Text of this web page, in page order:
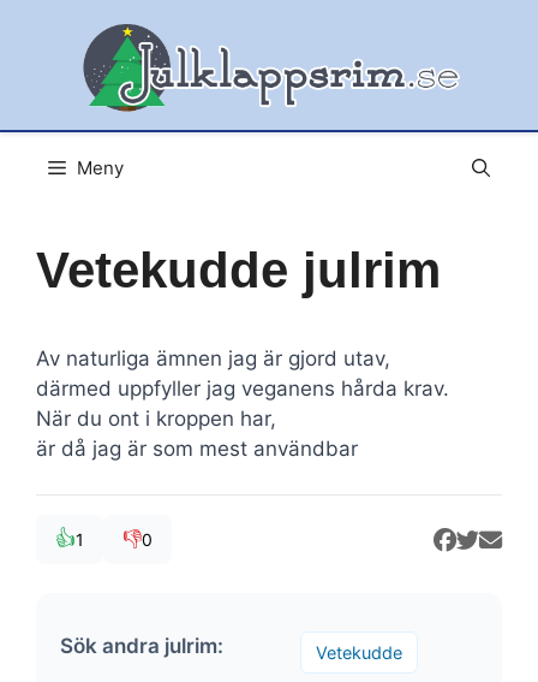
Meny
Vetekudde julrim
Av naturliga ämnen jag är gjord utav,
därmed uppfyller jag veganens hårda krav.
När du ont i kroppen har,
är då jag är som mest användbar
👍1 👎0
Sök andra julrim: Vetekudde